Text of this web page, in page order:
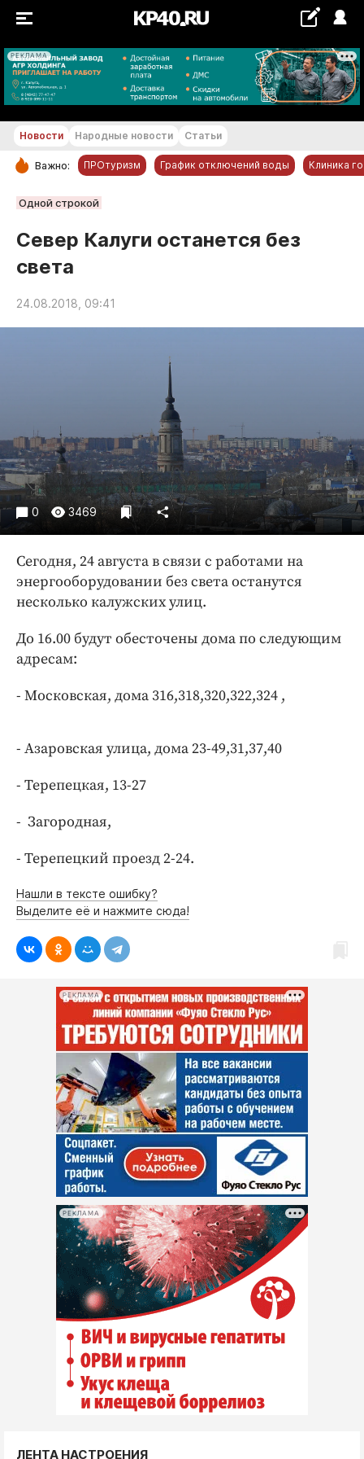
РЕКЛАМА
+20...+21 °С
РУБРИКИ
Обнинск
Новости компаний
Статьи
Народные новости
Авто и транспорт
Недвижимость и ЖКХ
Образование
Общество
Погода
Праздники
Спорт
Экономика и бизнес
ПРОЕКТЫ
Блоги
Клиника года
Бренд года
Новости Народные новости Статьи
Важно: ПРОтуризм График отключений воды Клиника
Одной строкой
Север Калуги останется без
света
24.08.2018, 09:41
0 3469
Сегодня, 24 августа в связи с работами на
энергооборудовании без света останутся
несколько калужских улиц.
До 16.00 будут обесточены дома по следующим
адресам:
- Московская, дома 316,318,320,322,324 ,
- Азаровская улица, дома 23-49,31,37,40
- Терепецкая, 13-27
- Загородная,
- Терепецкий проезд 2-24.
Нашли в тексте ошибку?
Выделите её и нажмите сюда!
РЕКЛАМА
РЕКЛАМА
ЛЕНТА НАСТРОЕНИЯ